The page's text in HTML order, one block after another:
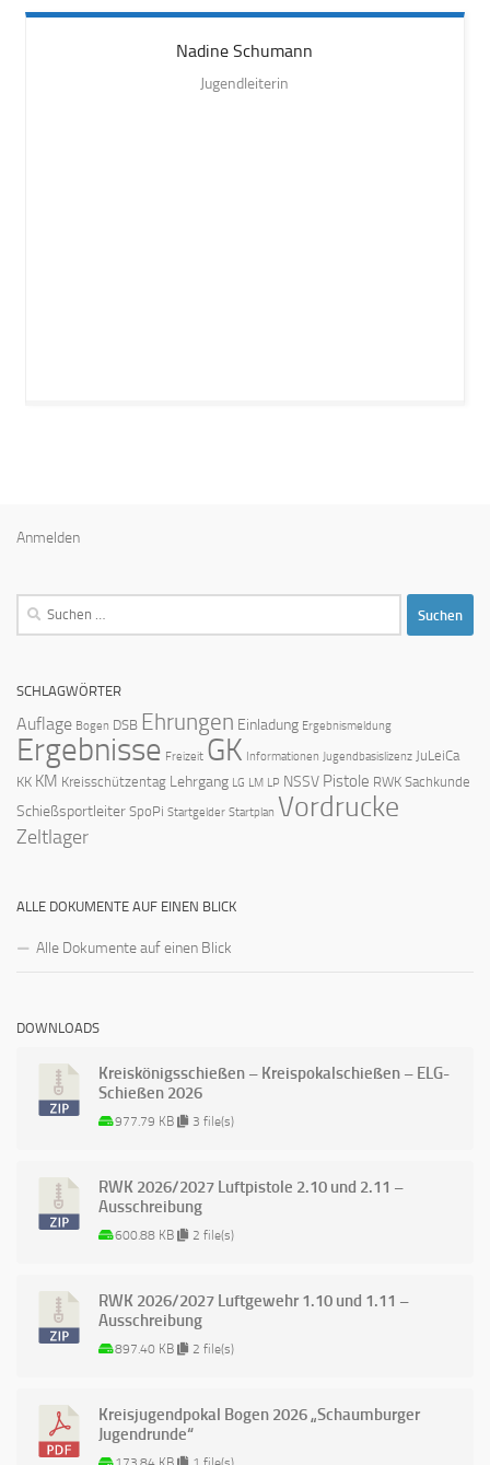
Nadine Schumann
Jugendleiterin
Anmelden
Suchen
SCHLAGWÖRTER
Auflage Bogen DSB Ehrungen Einladung Ergebnismeldung
Ergebnisse Freizeit GK Informationen Jugendbasislizenz JuLeiCa
KK KM Kreisschützentag Lehrgang LG LM LP NSSV Pistole RWK Sachkunde
Schießsportleiter SpoPi Startgelder Startplan Vordrucke
Zeltlager
ALLE DOKUMENTE AUF EINEN BLICK
Alle Dokumente auf einen Blick
DOWNLOADS
Kreiskönigsschießen – Kreispokalschießen – ELG-
Schießen 2026
977.79 KB 3 file(s)
RWK 2026/2027 Luftpistole 2.10 und 2.11 –
Ausschreibung
600.88 KB 2 file(s)
RWK 2026/2027 Luftgewehr 1.10 und 1.11 –
Ausschreibung
897.40 KB 2 file(s)
Kreisjugendpokal Bogen 2026 „Schaumburger
Jugendrunde“